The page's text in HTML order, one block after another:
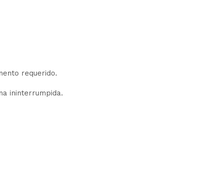
requerido.
ininterrumpida.